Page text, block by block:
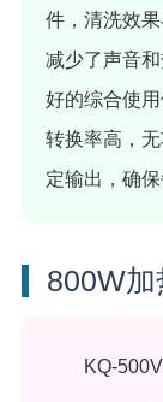
件，清洗效
减少了声音
好的综合使
转换率高，
定输出，确
800W
KQ-